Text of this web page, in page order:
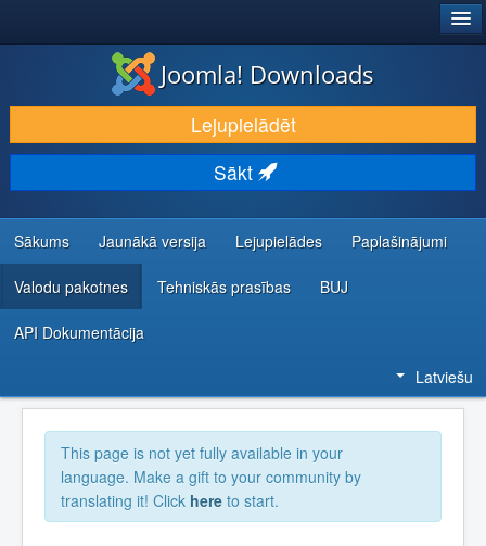
LEJUPIELĀDĒT UN PAPLAŠINĀT
ATKLĀJ UN IEMĀCIES
KOPIENA UN ATBALSTS
IZSTRĀDĀTĀJU RESURSI
Joomla! Downloads
Lejupielādēt
Sākt
Sākums Jaunākā versija Lejupielādes Paplašinājumi
Valodu pakotnes Tehniskās prasības BUJ
API Dokumentācija
Latviešu
This page is not yet fully available in your
language. Make a gift to your community by
translating it! Click here to start.